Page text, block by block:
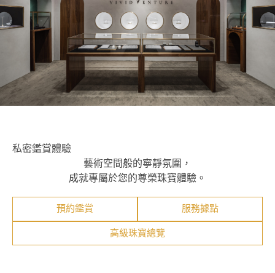
私密鑑賞體驗
藝術空間般的寧靜氛圍，
成就專屬於您的尊榮珠寶體驗。
預約鑑賞 服務據點
高級珠寶總覽